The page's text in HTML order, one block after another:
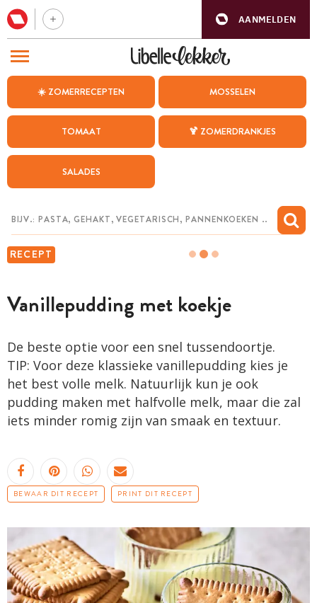
AANMELDEN
☀️ ZOMERRECEPTEN MOSSELEN
TOMAAT 🍹 ZOMERDRANKJES
SALADES
RECEPT
Vanillepudding met koekje
De beste optie voor een snel tussendoortje.
TIP: Voor deze klassieke vanillepudding kies je
het best volle melk. Natuurlijk kun je ook
pudding maken met halfvolle melk, maar die zal
iets minder romig zijn van smaak en textuur.
BEWAAR DIT RECEPT PRINT DIT RECEPT
BEZOEK ONZE ANDERE WEBSITES
WEEKMENU
CHAT MET MAIA
MIJN BEWAARDE RECEPTEN